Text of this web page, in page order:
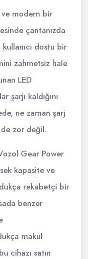
modern bir
çantanızda
dostu bir
zahmetsiz hale
LED
şarjı kaldığını
ne zaman şarj
zor değil.
Gear Power
kapasite ve
rekabetçi bir
benzer
makul
cihazı satın